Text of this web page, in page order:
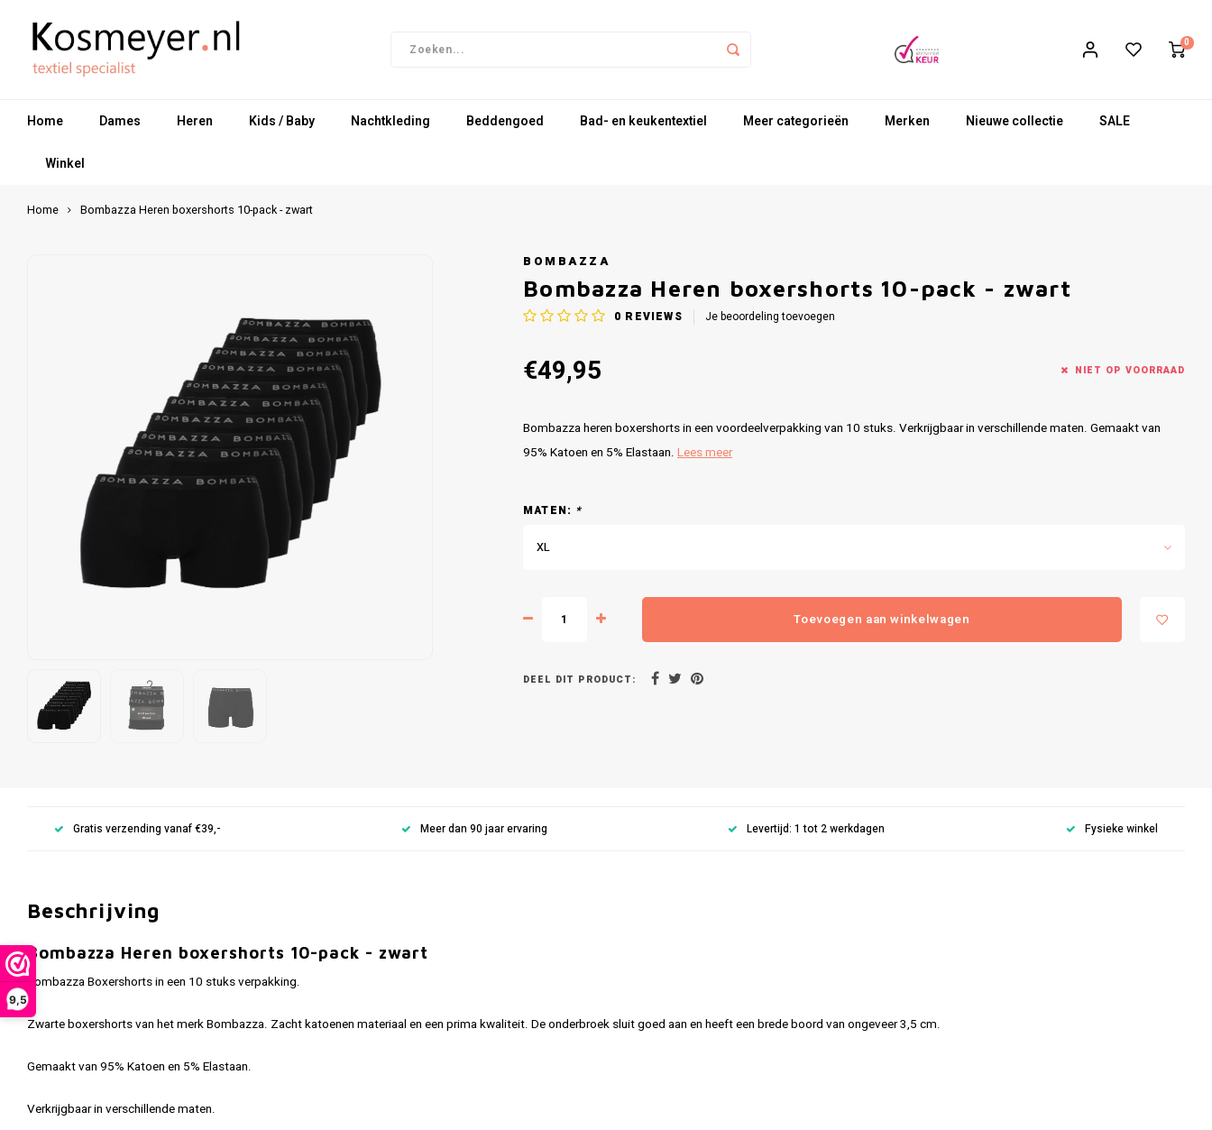
9,5
0
Home Dames Heren Kids / Baby Nachtkleding Beddengoed Bad- en keukentextiel Meer categorieën Merken Nieuwe collectie SALE
Winkel
Home Bombazza Heren boxershorts 10-pack - zwart
BOMBAZZA
Bombazza Heren boxershorts 10-pack - zwart
0 REVIEWS Je beoordeling toevoegen
€49,95 NIET OP VOORRAAD
Bombazza heren boxershorts in een voordeelverpakking van 10 stuks. Verkrijgbaar in verschillende maten. Gemaakt van
95% Katoen en 5% Elastaan. Lees meer
MATEN: *
XL
Toevoegen aan winkelwagen
DEEL DIT PRODUCT:
Gratis verzending vanaf €39,- Meer dan 90 jaar ervaring Levertijd: 1 tot 2 werkdagen Fysieke winkel
Beschrijving
Bombazza Heren boxershorts 10-pack - zwart
Bombazza Boxershorts in een 10 stuks verpakking.
Zwarte boxershorts van het merk Bombazza. Zacht katoenen materiaal en een prima kwaliteit. De onderbroek sluit goed aan en heeft een brede boord van ongeveer 3,5 cm.
Gemaakt van 95% Katoen en 5% Elastaan.
Verkrijgbaar in verschillende maten.